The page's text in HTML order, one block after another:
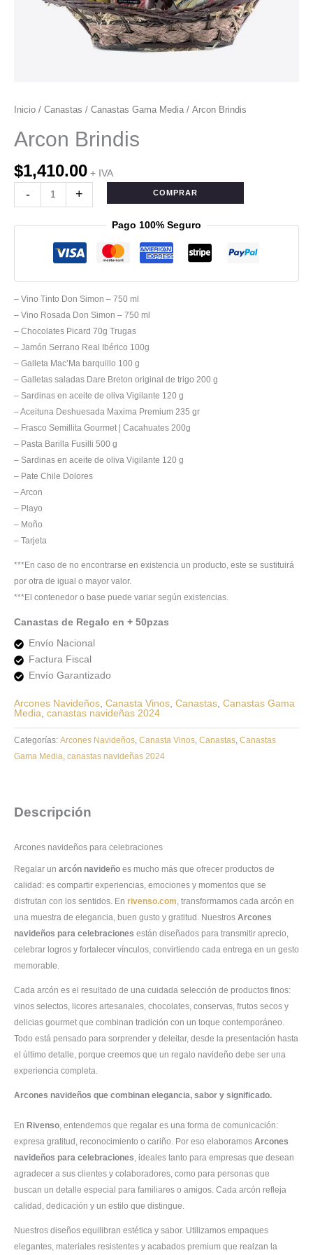
Inicio / Canastas / Canastas Gama Media / Arcon Brindis
Arcon Brindis
$1,410.00 + IVA
- + COMPRAR
Pago 100% Seguro
– Vino Tinto Don Simon – 750 ml
– Vino Rosada Don Simon – 750 ml
– Chocolates Picard 70g Trugas
– Jamón Serrano Real Ibérico 100g
– Galleta Mac’Ma barquillo 100 g
– Galletas saladas Dare Breton original de trigo 200 g
– Sardinas en aceite de oliva Vigilante 120 g
– Aceituna Deshuesada Maxima Premium 235 gr
– Frasco Semillita Gourmet | Cacahuates 200g
– Pasta Barilla Fusilli 500 g
– Sardinas en aceite de oliva Vigilante 120 g
– Pate Chile Dolores
– Arcon
– Playo
– Moño
– Tarjeta
***En caso de no encontrarse en existencia un producto, este se sustituirá
por otra de igual o mayor valor.
***El contenedor o base puede variar según existencias.
Canastas de Regalo en + 50pzas
Envío Nacional
Factura Fiscal
Envío Garantizado
Arcones Navideños Canasta Vinos Canastas Canastas Gama
Media canastas navideñas 2024
Categorías: Arcones Navideños, Canasta Vinos, Canastas, Canastas
Gama Media, canastas navideñas 2024
Descripción
Arcones navideños para celebraciones
Regalar un arcón navideño es mucho más que ofrecer productos de
calidad: es compartir experiencias, emociones y momentos que se
disfrutan con los sentidos. En rivenso.com, transformamos cada arcón en
una muestra de elegancia, buen gusto y gratitud. Nuestros Arcones
navideños para celebraciones están diseñados para transmitir aprecio,
celebrar logros y fortalecer vínculos, convirtiendo cada entrega en un gesto
memorable.
Cada arcón es el resultado de una cuidada selección de productos finos:
vinos selectos, licores artesanales, chocolates, conservas, frutos secos y
delicias gourmet que combinan tradición con un toque contemporáneo.
Todo está pensado para sorprender y deleitar, desde la presentación hasta
el último detalle, porque creemos que un regalo navideño debe ser una
experiencia completa.
Arcones navideños que combinan elegancia, sabor y significado.
En Rivenso, entendemos que regalar es una forma de comunicación:
expresa gratitud, reconocimiento o cariño. Por eso elaboramos Arcones
navideños para celebraciones, ideales tanto para empresas que desean
agradecer a sus clientes y colaboradores, como para personas que
buscan un detalle especial para familiares o amigos. Cada arcón refleja
calidad, dedicación y un estilo que distingue.
Nuestros diseños equilibran estética y sabor. Utilizamos empaques
elegantes, materiales resistentes y acabados premium que realzan la